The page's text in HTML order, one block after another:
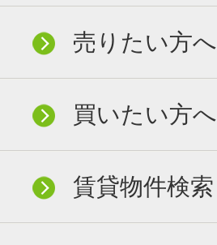
売りたい方へ
買いたい方へ
賃貸物件検索